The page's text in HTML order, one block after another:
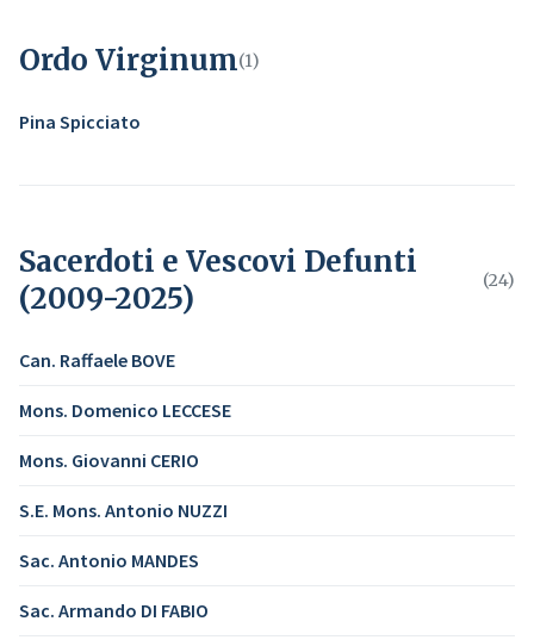
Ordo Virginum(1)
Pina Spicciato
Sacerdoti e Vescovi Defunti
(2009-2025)
(24)
Can. Raffaele BOVE
Mons. Domenico LECCESE
Mons. Giovanni CERIO
S.E. Mons. Antonio NUZZI
Sac. Antonio MANDES
Sac. Armando DI FABIO